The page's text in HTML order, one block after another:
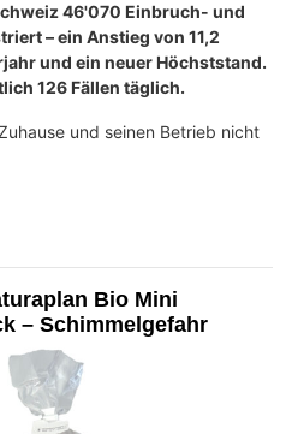
46'070 Einbruch- und
– ein Anstieg von 11,2
und ein neuer Höchststand.
126 Fällen täglich.
und seinen Betrieb nicht
Bio Mini
– Schimmelgefahr